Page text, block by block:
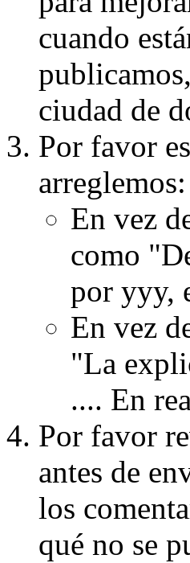
cuando
ciudad de
Por favor
arreglemos:
En vez
como
por yyy,
En vez
"La
.... En
Por favor
antes de
los
qué no se